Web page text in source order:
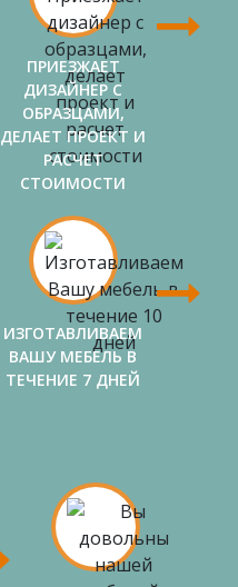
ПРИЕЗЖАЕТ
ДИЗАЙНЕР С
ОБРАЗЦАМИ,
ДЕЛАЕТ ПРОЕКТ И
РАСЧЕТ
СТОИМОСТИ
ИЗГОТАВЛИВАЕМ
ВАШУ МЕБЕЛЬ В
ТЕЧЕНИЕ 7 ДНЕЙ